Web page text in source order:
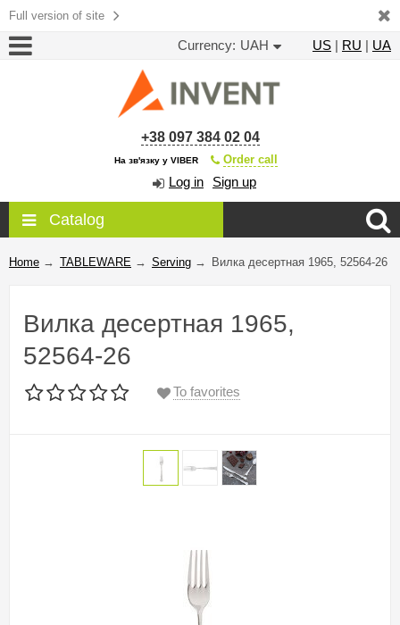
Full version of site
Currency: UAH US | RU | UA
+38 097 384 02 04
На зв'язку у VIBER Order call
Log in Sign up
Catalog
Home → TABLEWARE → Serving → Вилка десертная 1965, 52564-26
Вилка десертная 1965,
52564-26
To favorites